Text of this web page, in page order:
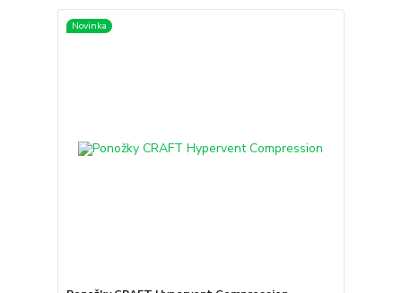
Novinka